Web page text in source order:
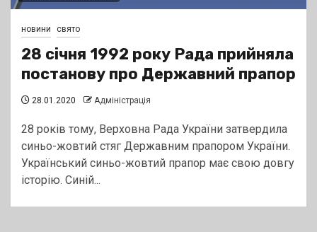
новини свято
28 січня 1992 року Рада прийняла
постанову про Державний прапор
28.01.2020 Адміністрація
28 років тому, Верховна Рада України затвердила
синьо-жовтий стяг Державним прапором України.
Український синьо-жовтий прапор має свою довгу
історію. Синій...